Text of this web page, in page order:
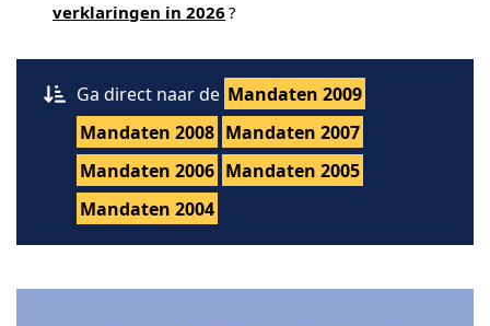
verklaringen in 2026 ?
Ga direct naar de Mandaten 2009
Mandaten 2008 Mandaten 2007
Mandaten 2006 Mandaten 2005
Mandaten 2004